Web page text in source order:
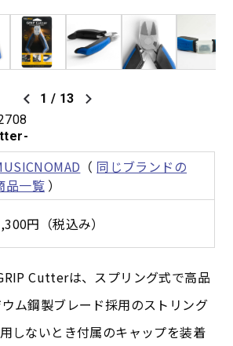
1 / 13
（ 同じブランドの
品一覧 ）
円（税込み）
Cutterは、スプリング式で高品
ム鋼製ブレード採用のストリング
しないとき付属のキャップを装着